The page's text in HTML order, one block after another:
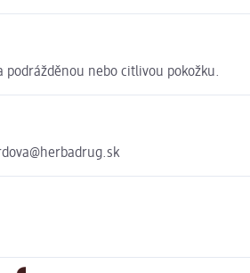
nebo citlivou pokožku.